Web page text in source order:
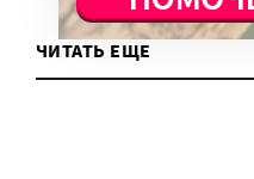
ЧИТАТЬ ЕЩЕ